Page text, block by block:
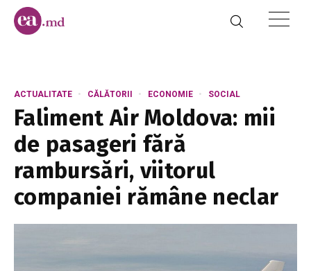
ACTUALITATE CĂLĂTORII ECONOMIE SOCIAL
Faliment Air Moldova: mii
de pasageri fără
rambursări, viitorul
companiei rămâne neclar